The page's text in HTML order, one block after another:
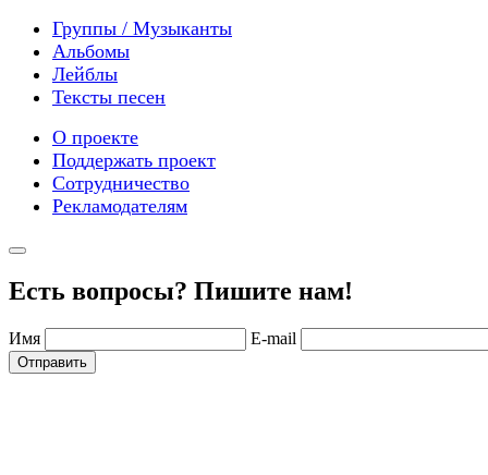
Группы / Музыканты
Альбомы
Лейблы
Тексты песен
О проекте
Поддержать проект
Сотрудничество
Рекламодателям
Есть вопросы? Пишите нам!
Имя E-mail